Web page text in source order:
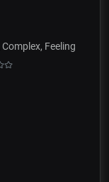
Feeling